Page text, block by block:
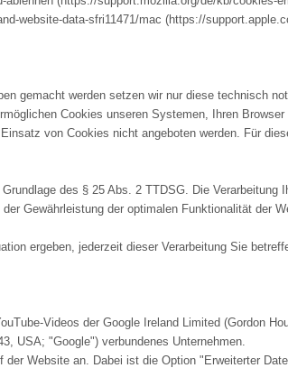
website-data-sfri11471/mac (https://
gemacht werden setzen wir nur diese technisch
Cookies unseren Systemen, Ihren
von Cookies nicht angeboten werden. Für
des § 25 Abs. 2 TTDSG. Die
Gewährleistung der optimalen Funktionalität der
ergeben, jederzeit dieser Verarbeitung Sie
Videos der Google Ireland Limited (Gordon
USA; "Google") verbundenes Unternehmen.
Website an. Dabei ist die Option "Erweiterter